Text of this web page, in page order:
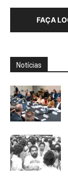
FAÇA
Notícias